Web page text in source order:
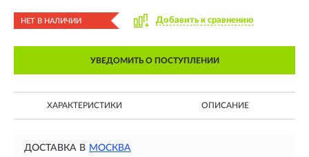
НЕТ В НАЛИЧИИ Добавить к сравнению
УВЕДОМИТЬ О ПОСТУПЛЕНИИ
ХАРАКТЕРИСТИКИ ОПИСАНИЕ
ДОСТАВКА В МОСКВА